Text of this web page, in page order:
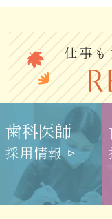
仕事
歯科医師
採用情報